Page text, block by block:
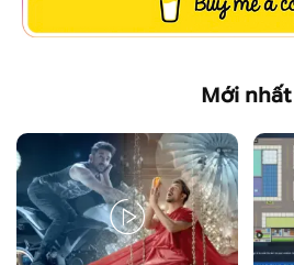
Mới nhất